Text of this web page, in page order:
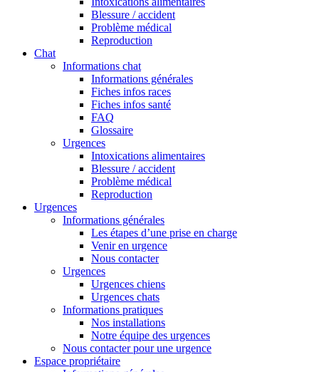
Blessure / accident
Problème médical
Reproduction
Chat
Informations chat
Informations générales
Fiches infos races
Fiches infos santé
FAQ
Glossaire
Urgences
Intoxications alimentaires
Blessure / accident
Problème médical
Reproduction
Urgences
Informations générales
Les étapes d’une prise en charge
Venir en urgence
Nous contacter
Urgences
Urgences chiens
Urgences chats
Informations pratiques
Nos installations
Notre équipe des urgences
Nous contacter pour une urgence
Espace propriétaire